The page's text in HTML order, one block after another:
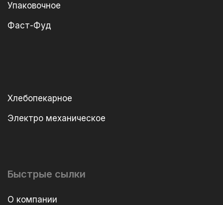
Упаковочное
Фаст-Фуд
Хлебопекарное
Электро механическое
Быстрые сылки
О компании